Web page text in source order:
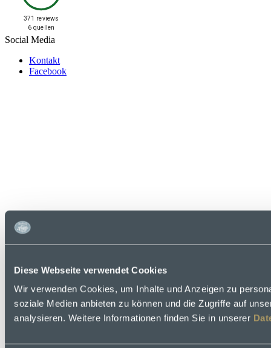
Diese Webseite verwendet Cookies
Wir verwenden Cookies, um Inhalte und Anzeigen zu
soziale Medien anbieten zu können und die Zugriffe auf
analysieren. Weitere Informationen finden Sie in unserer
371 reviews
6 quellen
Social Media
Kontakt
Facebook